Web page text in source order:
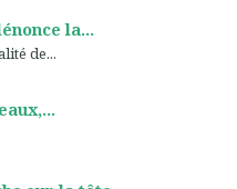
la...
de...